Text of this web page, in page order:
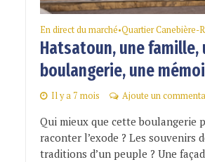
En direct du marché•Quartier Canebière-
Hatsatoun, une famille,
boulangerie, une
Il y a 7 mois Ajoute un
Qui mieux que cette boulangerie
raconter l’exode ? Les souvenirs
traditions d’un peuple ? Une